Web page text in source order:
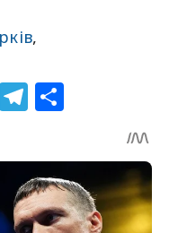
,
WhatsApp
Telegram